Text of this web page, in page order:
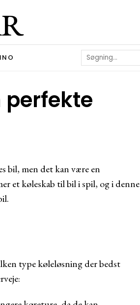
perfekte
bil, men det kan være en
et køleskab til bil i spil, og i denne
type køleløsning der bedst